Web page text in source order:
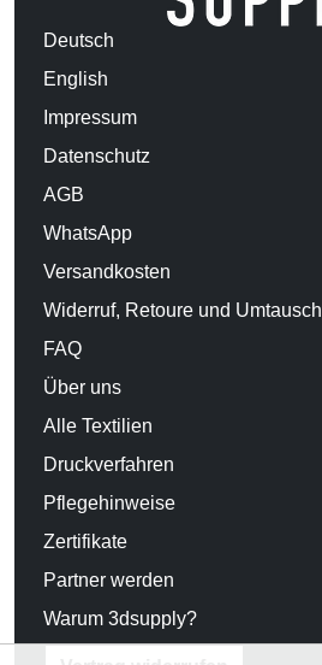
Deutsch
English
Impressum
Datenschutz
AGB
WhatsApp
Versandkosten
Widerruf, Retoure und Umtausch
FAQ
Über uns
Alle Textilien
Druckverfahren
Pflegehinweise
Zertifikate
Partner werden
Warum 3dsupply?